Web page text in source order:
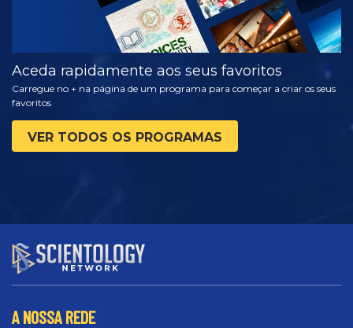
Aceda rapidamente aos seus favoritos
Carregue no + na página de um programa para começar a criar os seus
favoritos
VER TODOS OS PROGRAMAS
A NOSSA REDE